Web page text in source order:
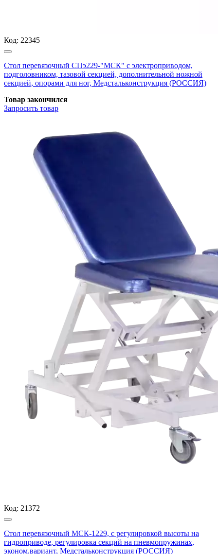
Код: 22345
Стол перевязочный СПэ229-"МСК" с электроприводом,
подголовником, тазовой секцией, дополнительной ножной
секцией, опорами для ног, Медстальконструкция (РОССИЯ)
Товар закончился
Запросить товар
Код: 21372
Стол перевязочный МСК-1229, с регулировкой высоты на
гидроприводе, регулировка секций на пневмопружинах,
эконом.вариант, Медстальконструкция (РОССИЯ)